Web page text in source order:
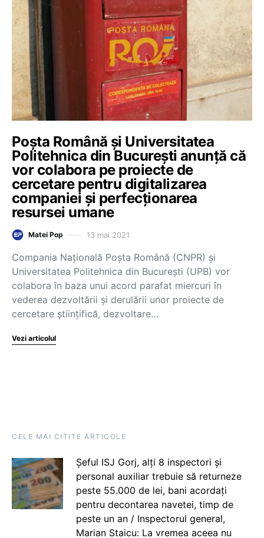
Poșta Română și Universitatea
Politehnica din București anunță că
vor colabora pe proiecte de
cercetare pentru digitalizarea
companiei și perfecționarea
resursei umane
Matei Pop 13 mai 2021
Compania Naţională Poşta Română (CNPR) şi
Universitatea Politehnica din Bucureşti (UPB) vor
colabora în baza unui acord parafat miercuri în
vederea dezvoltării şi derulării unor proiecte de
cercetare ştiinţifică, dezvoltare…
Vezi articolul
CELE MAI CITITE ARTICOLE
Șeful ISJ Gorj, alți 8 inspectori și
personal auxiliar trebuie să returneze
peste 55.000 de lei, bani acordați
pentru decontarea navetei, timp de
peste un an / Inspectorul general,
Marian Staicu: La vremea aceea nu